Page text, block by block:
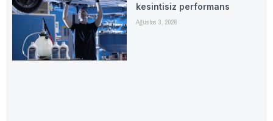
kesintisiz performans
Ağustos 3, 2026